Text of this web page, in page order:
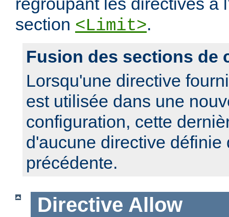
section <Limit>.
Fusion des sections de
Lorsqu'une directive
est utilisée dans une
configuration, cette
d'aucune directive définie
précédente.
Directive Allow